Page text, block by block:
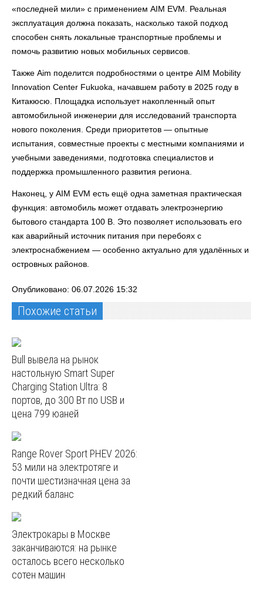
«последней мили» с применением AIM EVM. Реальная
эксплуатация должна показать, насколько такой подход
способен снять локальные транспортные проблемы и
помочь развитию новых мобильных сервисов.
Также Aim поделится подробностями о центре AIM Mobility
Innovation Center Fukuoka, начавшем работу в 2025 году в
Китакюсю. Площадка использует накопленный опыт
автомобильной инженерии для исследований транспорта
нового поколения. Среди приоритетов — опытные
испытания, совместные проекты с местными компаниями и
учебными заведениями, подготовка специалистов и
поддержка промышленного развития региона.
Наконец, у AIM EVM есть ещё одна заметная практическая
функция: автомобиль может отдавать электроэнергию
бытового стандарта 100 В. Это позволяет использовать его
как аварийный источник питания при перебоях с
электроснабжением — особенно актуально для удалённых и
островных районов.
Опубликовано: 06.07.2026 15:32
Похожие статьи
Bull вывела на рынок
настольную Smart Super
Charging Station Ultra: 8
портов, до 300 Вт по USB и
цена 799 юаней
Range Rover Sport PHEV 2026:
53 мили на электротяге и
почти шестизначная цена за
редкий баланс
Электрокары в Москве
заканчиваются: на рынке
осталось всего несколько
сотен машин